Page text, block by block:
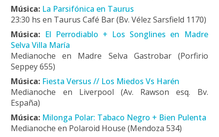
Música: La Parsifónica en Taurus
23:30 hs en Taurus Café Bar (Bv. Vélez Sarsfield 1170)
Música: El Perrodiablo + Los Songlines en Madre
Selva Villa María
Medianoche en Madre Selva Gastrobar (Porfirio
Seppey 655)
Música: Fiesta Versus // Los Miedos Vs Harén
Medianoche en Liverpool (Av. Rawson esq. Bv.
España)
Música: Milonga Polar: Tabaco Negro + Bien Pulenta
Medianoche en Polaroid House (Mendoza 534)